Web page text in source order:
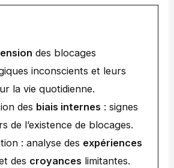
des blocages
inconscients et leurs
la vie quotidienne.
des biais internes : signes
de l’existence de blocages.
: analyse des expériences
des croyances limitantes.